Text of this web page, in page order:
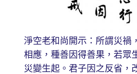
淨空老和尚開示：所謂災禍
相應，種善因得善果，若眾
災變生起。君子因之反省，